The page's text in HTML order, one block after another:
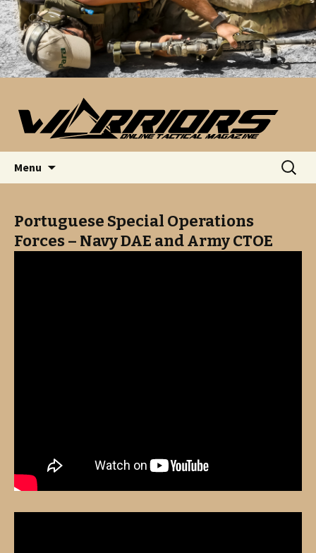
Menu
por:
Portuguese Special Operations
Forces – Navy DAE and Army CTOE